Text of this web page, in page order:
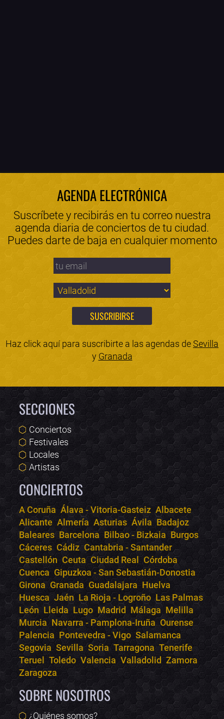
AGENDA ELECTRÓNICA
Suscríbete y recibirás en tu correo nuestra
agenda diaria de conciertos de tu ciudad.
Puedes darte de baja en cualquier momento
Haz click aquí para suscribirte a las agendas deSevilla
y Granada
SECCIONES
Conciertos
Festivales
Locales
Artistas
CONCIERTOS
A Coruña Álava - Vitoria-Gasteiz Albacete
Alicante Almería Asturias Ávila Badajoz
Baleares Barcelona Bilbao - Bizkaia Burgos
Cáceres Cádiz Cantabria - Santander
Castellón Ceuta Ciudad Real
Córdoba
Cuenca Gipuzkoa - San Sebastián-Donostia
Girona Granada Guadalajara Huelva
Huesca Jaén La Rioja - Logroño Las Palmas
León Lleida Lugo Madrid Málaga Melilla
Murcia Navarra - Pamplona-Iruña Ourense
Palencia Pontevedra - Vigo Salamanca
Segovia Sevilla Soria Tarragona Tenerife
Teruel
Toledo Valencia Valladolid Zamora
Zaragoza
SOBRE NOSOTROS
¿Quiénes somos?
Bololoco · conciertos.club
Online · Te ayudo a encontrar conciertos